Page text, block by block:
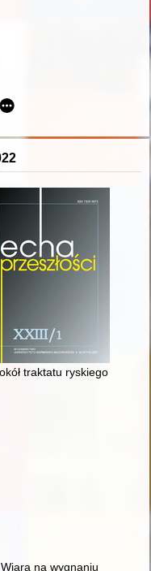
medieval Radom,
traktatu ryskiego : kilka
Podolski (1919-1954) :
Wiara na wygnaniu